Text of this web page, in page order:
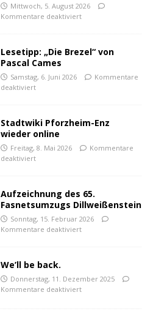
Mittwoch, 5. August 2026
Kommentare deaktiviert
Lesetipp: „Die Brezel“ von
Pascal Cames
Samstag, 6. Juni 2026
Kommentare
deaktiviert
Stadtwiki Pforzheim-Enz
wieder online
Freitag, 8. Mai 2026
Kommentare
deaktiviert
Aufzeichnung des 65.
Fasnetsumzugs Dillweißenstein
Sonntag, 15. Februar 2026
Kommentare deaktiviert
We’ll be back.
Donnerstag, 11. Dezember 2025
Kommentare deaktiviert